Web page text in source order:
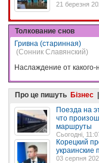
21 березня
Толкование снов
Гривна (старинная)
(Сонник Славянский)
Наслаждение от какого-
Про це пишуть Бізнес
Поезда на
что
маршруты
Сьогодні,
Корецкий
украинские
03 серпня